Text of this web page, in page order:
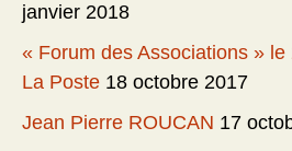
janvier 2018
« Forum des Associations »
La Poste 18 octobre 2017
Jean Pierre ROUCAN 17